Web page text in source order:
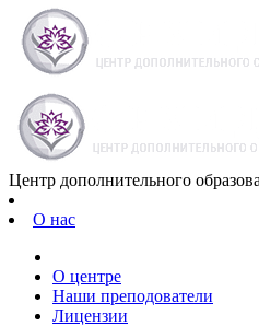
Центр дополнительного
О нас
О центре
Наши преподователи
Лицензии